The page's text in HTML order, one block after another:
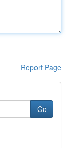
Report Page
Go